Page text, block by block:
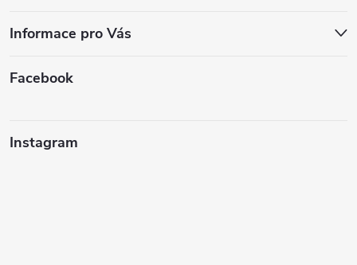
Informace pro Vás
Facebook
Instagram